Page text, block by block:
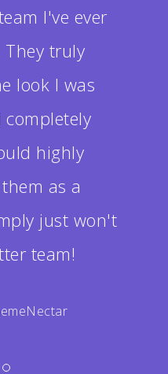
I've ever
truly
look I was
highly
as a
just won't
team!